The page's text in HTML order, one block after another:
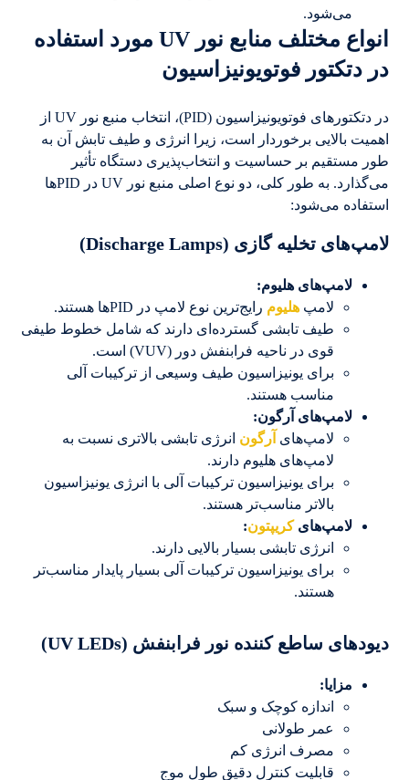
می‌شود.
انواع مختلف منابع نور UV مورد استفاده
در دتکتور فوتویونیزاسیون
در دتکتورهای فوتویونیزاسیون (PID)، انتخاب منبع نور UV از
اهمیت بالایی برخوردار است، زیرا انرژی و طیف تابش آن به
طور مستقیم بر حساسیت و انتخاب‌پذیری دستگاه تأثیر
می‌گذارد. به طور کلی، دو نوع اصلی منبع نور UV در PIDها
استفاده می‌شود:
لامپ‌های تخلیه گازی (Discharge Lamps)
لامپ‌های هلیوم:
لامپهلیوم رایج‌ترین نوع لامپ در PIDها هستند.
طیف تابشی گسترده‌ای دارند که شامل خطوط طیفی
قوی در ناحیه فرابنفش دور (VUV) است.
برای یونیزاسیون طیف وسیعی از ترکیبات آلی
مناسب هستند.
لامپ‌های آرگون:
لامپ‌های آرگون انرژی تابشی بالاتری نسبت به
لامپ‌های هلیوم دارند.
برای یونیزاسیون ترکیبات آلی با انرژی یونیزاسیون
بالاتر مناسب‌تر هستند.
لامپ‌هایکریپتون:
انرژی تابشی بسیار بالایی دارند.
برای یونیزاسیون ترکیبات آلی بسیار پایدار مناسب‌تر
هستند.
دیودهای ساطع کننده نور فرابنفش (UV LEDs)
مزایا:
اندازه کوچک و سبک
عمر طولانی
مصرف انرژی کم
قابلیت کنترل دقیق طول موج